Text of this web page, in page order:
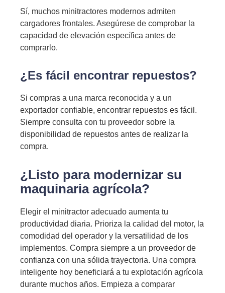
Sí, muchos minitractores modernos admiten
cargadores frontales. Asegúrese de comprobar la
capacidad de elevación específica antes de
comprarlo.
¿Es fácil encontrar repuestos?
Si compras a una marca reconocida y a un
exportador confiable, encontrar repuestos es fácil.
Siempre consulta con tu proveedor sobre la
disponibilidad de repuestos antes de realizar la
compra.
¿Listo para modernizar su
maquinaria agrícola?
Elegir el minitractor adecuado aumenta tu
productividad diaria. Prioriza la calidad del motor, la
comodidad del operador y la versatilidad de los
implementos. Compra siempre a un proveedor de
confianza con una sólida trayectoria. Una compra
inteligente hoy beneficiará a tu explotación agrícola
durante muchos años. Empieza a comparar